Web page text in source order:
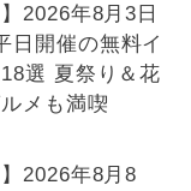
】2026年8月3日
日開催の無料イ
選 夏祭り＆花
メも満喫
】2026年8月8